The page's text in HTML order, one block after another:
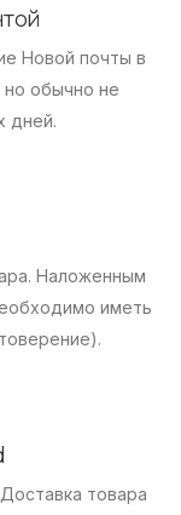
Новой почты в
но обычно не
дней.
Наложенным
иметь
Доставка товара